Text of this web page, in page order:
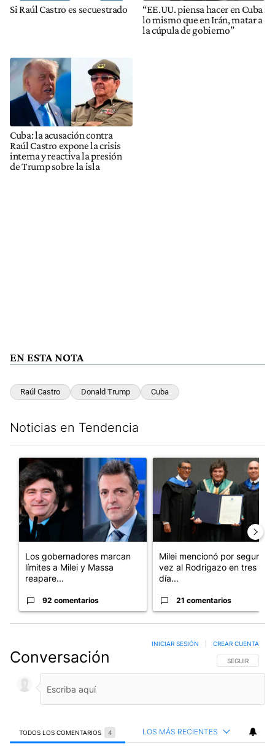
Si Raúl Castro es secuestrado
“EE.UU. piensa hacer en Cuba
lo mismo que en Irán, matar a
la cúpula de gobierno”
Cuba: la acusación contra
Raúl Castro expone la crisis
interna y reactiva la presión
de Trump sobre la isla
EN ESTA NOTA
Raúl Castro Donald Trump Cuba
Noticias en Tendencia
Un artículo de tendencia con el título "Los gobernadores
Los gobernadores marcan
límites a Milei y Massa
reapare...
92 comentarios
Un artículo de tendencia
Milei mencionó por segunda
vez al Rodrigazo en tres
día...
21 comentarios
Conversación SIGA ESTA
SEGUIR
INICIAR SESIÓN CREAR CUENTA
TODOS LOS COMENTARIOS 4 LOS MÁS RECIENTES